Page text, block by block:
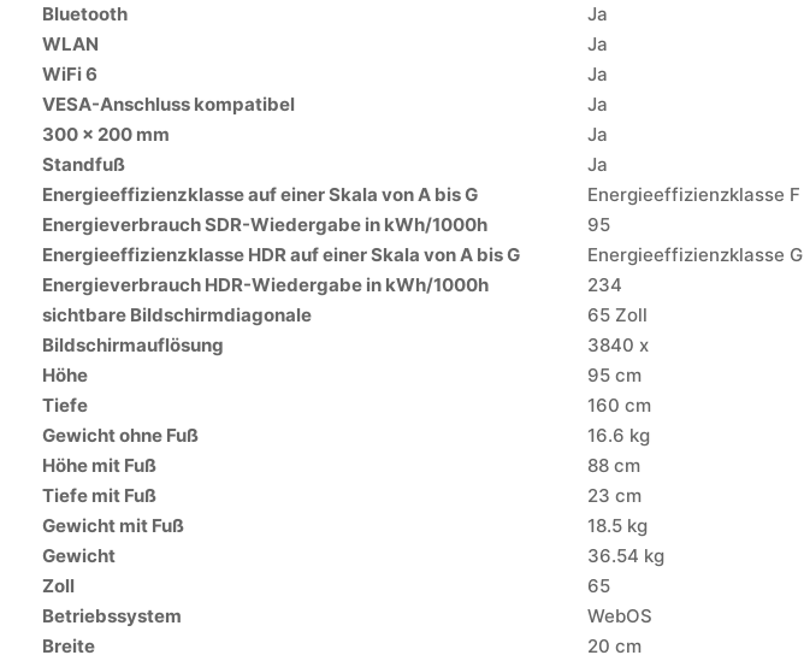
Bluetooth
Ja
WLAN
Ja
WiFi 6
Ja
VESA-Anschluss kompatibel
Ja
300 x 200 mm
Ja
Standfuß
Ja
Energieeffizienzklasse auf einer Skala von A bis G
Energieeffizienzklasse F
Energieverbrauch SDR-Wiedergabe in kWh/1000h
95
Energieeffizienzklasse HDR auf einer Skala von A bis G
Energieeffizienzklasse G
Energieverbrauch HDR-Wiedergabe in kWh/1000h
234
sichtbare Bildschirmdiagonale
65 Zoll
Bildschirmauflösung
3840 x
Höhe
95 cm
Tiefe
160 cm
Gewicht ohne Fuß
16.6 kg
Höhe mit Fuß
88 cm
Tiefe mit Fuß
23 cm
Gewicht mit Fuß
18.5 kg
Gewicht
36.54 kg
Zoll
65
Betriebssystem
WebOS
Breite
20 cm